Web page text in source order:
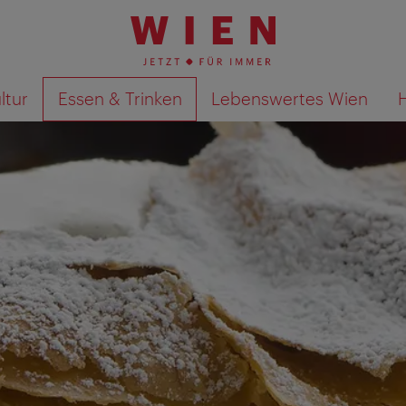
Essen & Trinken Lebenswertes Wien
Suchergebnisse auf Karte